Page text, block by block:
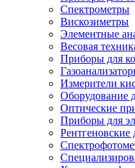
Спектрометры
Вискозиметры
Элементные
Весовая
Приборы для
Измерители
Оборудование
Оптические
Приборы для